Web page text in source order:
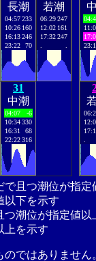
長潮
04:57233
10:26 160
16:13246
23:22
70
若潮
06:29247
12:02 161
17:32247
31
中潮
04:07
-6
10:34330
16:31
68
22:22316
で且つ潮位が指
以下を示す
つ潮位が指定値以
上を示す
ではありませ